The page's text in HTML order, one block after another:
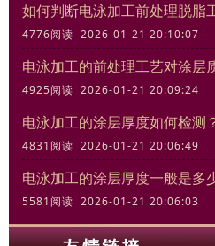
如何判断电泳加工前处理脱脂
4776阅读 2026-01-21 20:10:07
电泳加工的前处理工艺对涂层
4925阅读 2026-01-21 20:09:24
电泳加工的涂层厚度如何检测
4831阅读 2026-01-21 20:06:49
电泳加工的涂层厚度一般是多
5581阅读 2026-01-21 20:06:03